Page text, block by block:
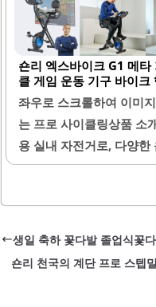
쉽게 옮길 수 있습니다.
시간으로 속도, 시간, 거
연결하면 운동 정보를 화
여줍니다. 기어는 총 14단
도에 맞게 조절할 수 있
운동이 가능합니다. 특히
산소 운동을 할 수..
숀리 엑스바이크 G1 메
클 게임 운동 기구 바이크
좌우로 스크롤하여 이미
는 프로 사이클링상품 소
용 실내 자전거로, 다양한
동 기구입니다. 이 제품
여 누구나 쉽게 설치할
집니다.소음이 전혀 없고
에 적합하여 추운 날씨
생일 축하 꽃다발 졸업식꽃
숀리 천국의 계단 프로 스텝